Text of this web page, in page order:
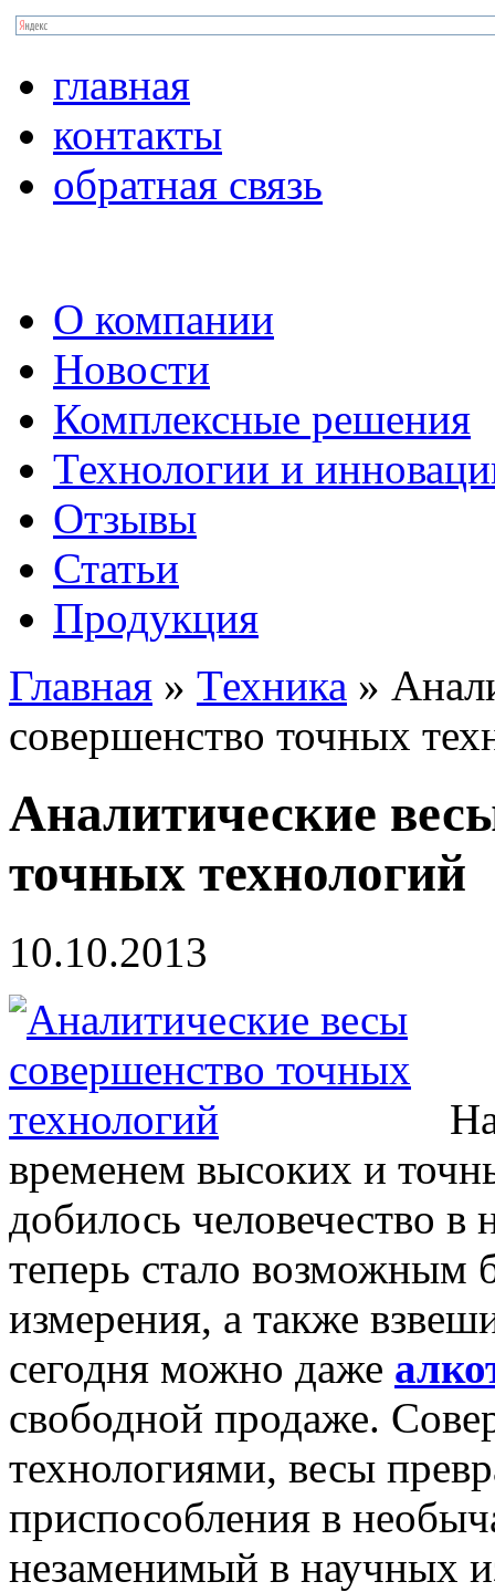
главная
контакты
обратная связь
О компании
Новости
Комплексные решения
Технологии и
Отзывы
Статьи
Продукция
Главная » Техника »
совершенство точных
Аналитические
точных технологий
10.10.2013
временем высоких и
добилось человечество
теперь стало возможным
измерения, а также
сегодня можно даже
свободной продаже.
технологиями, весы
приспособления в
незаменимый в научных